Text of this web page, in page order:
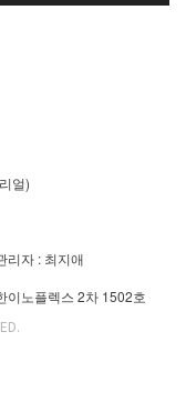
얼)
리자 : 최지애
이노플렉스 2차 1502호